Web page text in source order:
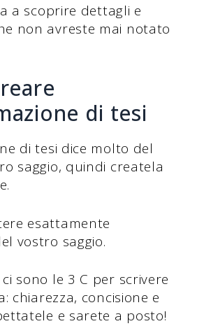
a scoprire dettagli e
non avreste mai notato
di tesi
di tesi dice molto del
saggio, quindi createla
esattamente
vostro saggio.
sono le 3 C per scrivere
chiarezza, concisione e
e sarete a posto!